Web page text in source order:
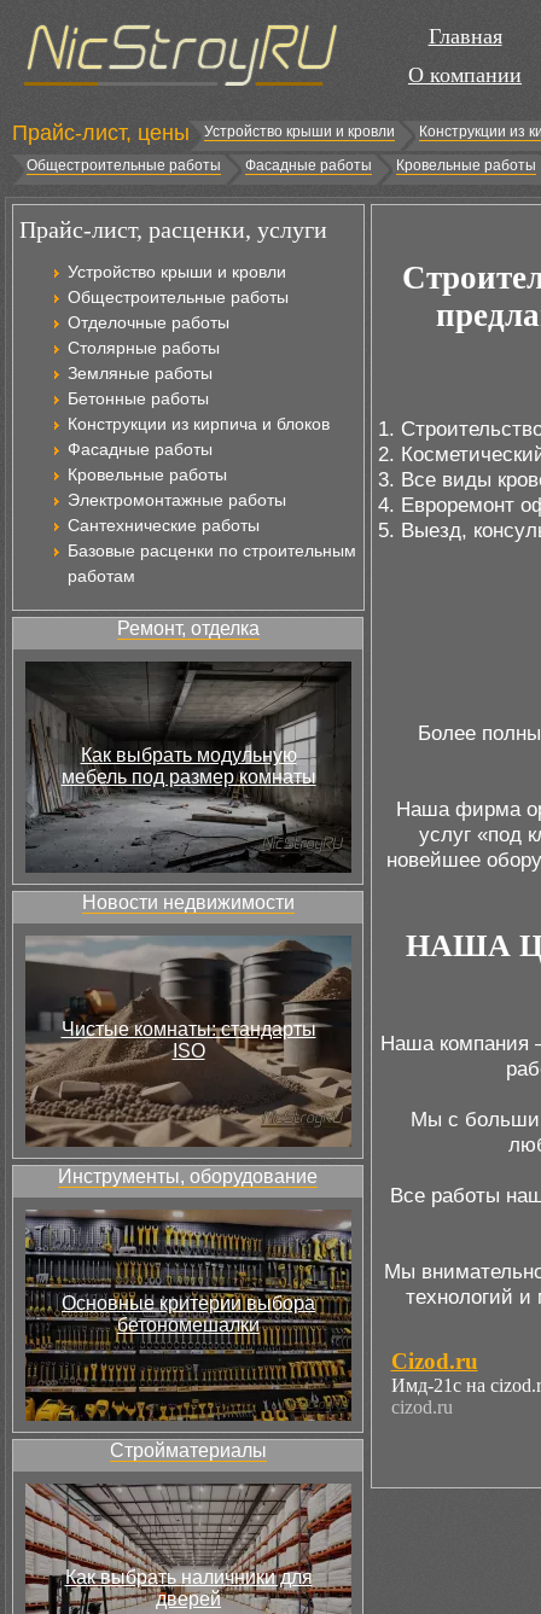
Главная
О компании
Прайс-лист, цены Устройство крыши и кровли
Конструкции из
Общестроительные работы
Фасадные работы Кровельные работы
Прайс-лист, расценки, услуги
Устройство крыши и кровли
Общестроительные работы
Отделочные работы
Столярные работы
Земляные работы
Бетонные работы
Конструкции из кирпича и блоков
Фасадные работы
Кровельные работы
Электромонтажные работы
Сантехнические работы
Базовые расценки по строительным
работам
Ремонт, отделка
Как выбрать модульную
мебель под размер комнаты
Новости недвижимости
Чистые комнаты: стандарты
ISO
Инструменты, оборудование
Основные критерии выбора
бетономешалки
Стройматериалы
Как выбрать наличники для
дверей
1.
2.
3. Все виды
4. Евроремонт
5. Выезд,
Более
Наша фирма
услуг «под
новейшее
НАША
Наша компания
Мы с
Все работы
Мы
технологий и
Cizod.ru
Имд-21с на
cizod.ru